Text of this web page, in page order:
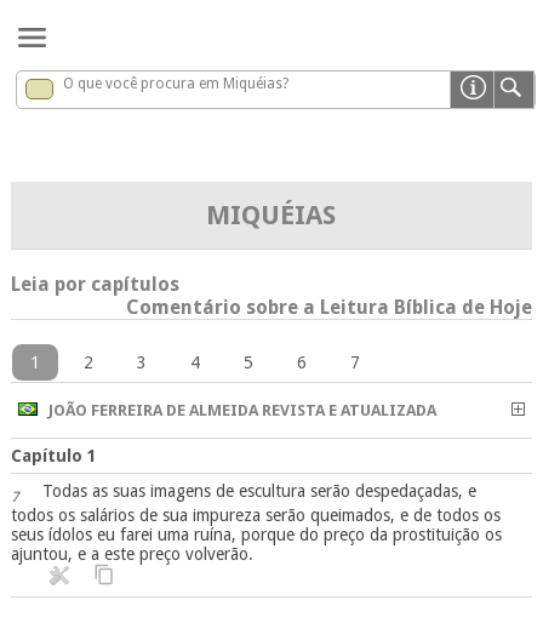
Miquéias x
O que você procura em Miquéias?
MIQUÉIAS
Leia por capítulos
Comentário sobre a Leitura Bíblica de Hoje
1 2 3 4 5 6 7
JOÃO FERREIRA DE ALMEIDA REVISTA E ATUALIZADA
Capítulo 1
7
Todas as suas imagens de escultura serão despedaçadas, e
todos os salários de sua impureza serão queimados, e de todos os
seus ídolos eu farei uma ruína, porque do preço da prostituição os
ajuntou, e a este preço volverão.